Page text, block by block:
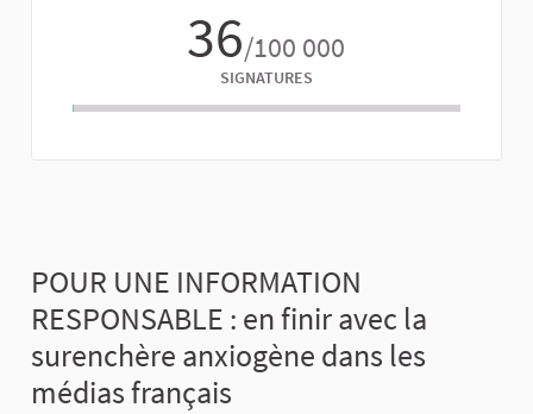
36/100 000
SIGNATURES
POUR UNE INFORMATION
RESPONSABLE : en finir avec la
surenchère anxiogène dans les
médias français